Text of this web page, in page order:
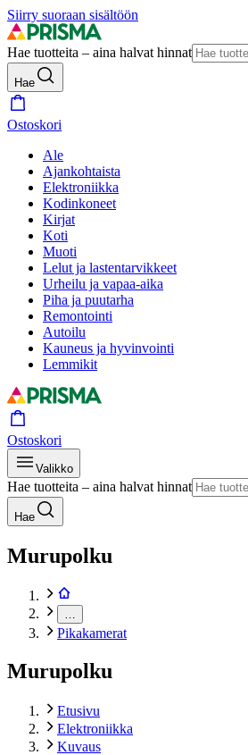
Siirry suoraan sisältöön
Hae tuotteita – aina halvat hinnat
Hae
Ostoskori
Ale
Ajankohtaista
Elektroniikka
Kodinkoneet
Kirjat
Koti
Muoti
Lelut ja lastentarvikkeet
Urheilu ja vapaa-aika
Piha ja puutarha
Remontointi
Autoilu
Kauneus ja hyvinvointi
Lemmikit
Ostoskori
Valikko
Hae tuotteita – aina halvat hinnat
Hae
Murupolku
Pikakamerat
Murupolku
Etusivu
Elektroniikka
Kuvaus